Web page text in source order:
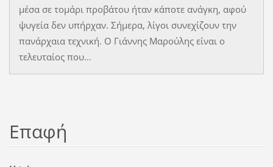
μέσα σε τομάρι προβάτου ήταν κάποτε ανάγκη, αφού
ψυγεία δεν υπήρχαν. Σήμερα, λίγοι συνεχίζουν την
πανάρχαια τεχνική. Ο Γιάννης Μαρούλης είναι ο
τελευταίος που...
Επαφή